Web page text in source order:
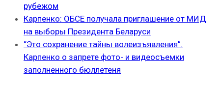
рубежом
Карпенко: ОБСЕ получала приглашение от МИД
на выборы Президента Беларуси
“Это сохранение тайны волеизъявления”.
Карпенко о запрете фото- и видеосъемки
заполненного бюллетеня